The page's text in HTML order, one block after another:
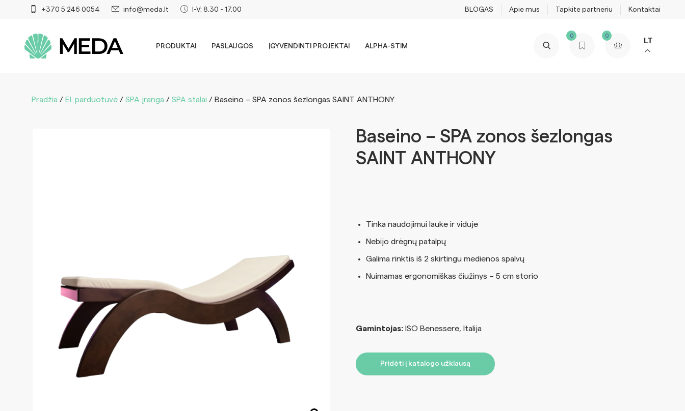
+370 5 246 0054 info@meda.lt I-V: 8.30 - 17.00 BLOGAS Apie mus Tapkite partneriu Kontaktai
PRODUKTAI PASLAUGOS ĮGYVENDINTI PROJEKTAI ALPHA-STIM
0 0
LT
Pradžia / El. parduotuvė / SPA įranga / SPA stalai / Baseino – SPA zonos šezlongas SAINT ANTHONY
Baseino – SPA zonos šezlongas
SAINT ANTHONY
Tinka naudojimui lauke ir viduje
Nebijo drėgnų patalpų
Galima rinktis iš 2 skirtingu medienos spalvų
Nuimamas ergonomiškas čiužinys – 5 cm storio
Gamintojas: ISO Benessere, Italija
Pridėti į katalogo užklausą